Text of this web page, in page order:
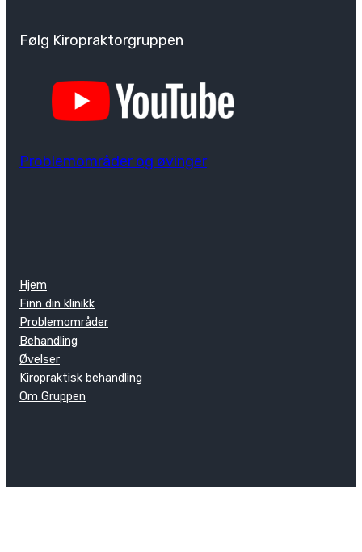
Følg Kiropraktorgruppen
Problemområder og øvinger
Hjem
Finn din klinikk
Problemområder
Behandling
Øvelser
Kiropraktisk behandling
Om Gruppen